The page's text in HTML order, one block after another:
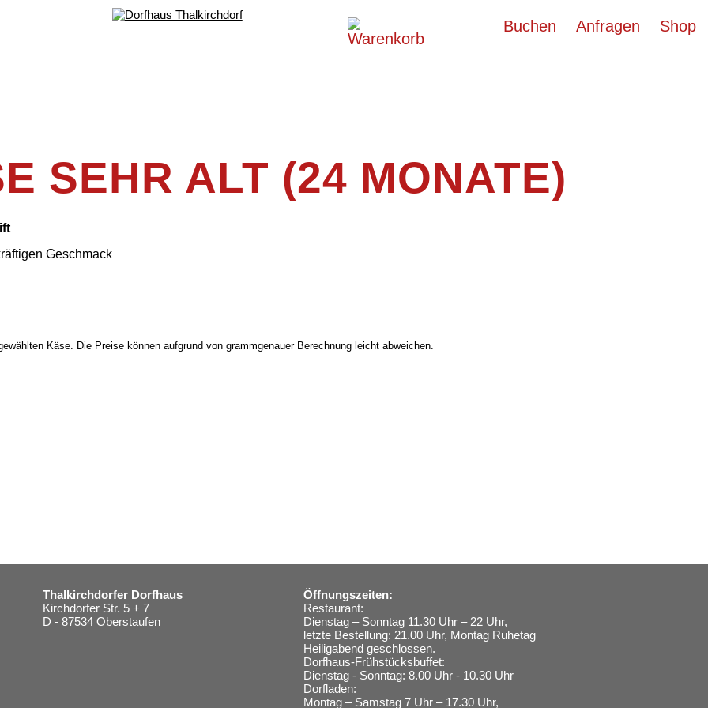
Buchen Anfragen Shop
SEHR ALT (24 MONATE)
Geschmack
Käse. Die Preise können aufgrund von grammgenauer Berechnung leicht abweichen.
Thalkirchdorfer Dorfhaus
Kirchdorfer Str. 5 + 7
D - 87534 Oberstaufen
Öffnungszeiten:
Restaurant:
Dienstag – Sonntag 11.30 Uhr – 22 Uhr,
letzte Bestellung: 21.00 Uhr, Montag Ruhetag
Heiligabend geschlossen.
Dorfhaus-Frühstücksbuffet:
Dienstag - Sonntag: 8.00 Uhr - 10.30 Uhr
Dorfladen:
Montag – Samstag 7 Uhr – 17.30 Uhr,